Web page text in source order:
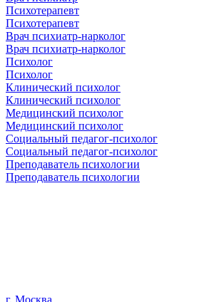
Психотерапевт
Психотерапевт
Врач психиатр-нарколог
Врач психиатр-нарколог
Психолог
Психолог
Клинический психолог
Клинический психолог
Медицинский психолог
Медицинский психолог
Социальный педагог-психолог
Социальный педагог-психолог
Преподаватель психологии
Преподаватель психологии
г. Москва